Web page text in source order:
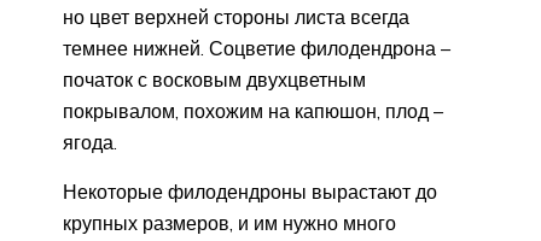
но цвет верхней стороны листа всегда
темнее нижней. Соцветие филодендрона –
початок с восковым двухцветным
покрывалом, похожим на капюшон, плод –
ягода.
Некоторые филодендроны вырастают до
крупных размеров, и им нужно много